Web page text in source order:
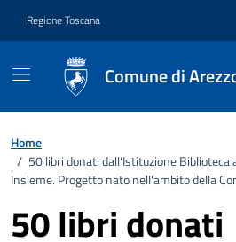
Regione Toscana
Comune di
Home
/ 50 libri donati dall'Istituzione Biblioteca
Insieme. Progetto nato nell'ambito della
50 libri donati